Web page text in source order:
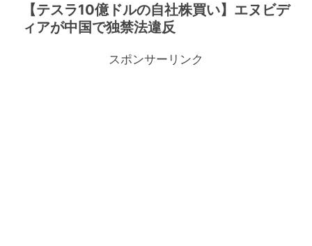
【テスラ10億ドルの自社株買い】エヌビデ
ィアが中国で独禁法違反
スポンサーリンク